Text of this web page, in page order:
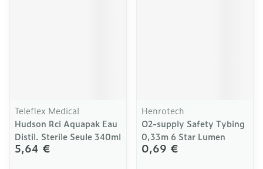
Teleflex Medical
Hudson Rci Aquapak Eau
Distil. Sterile Seule 340ml
5,64 €
Henrotech
O2-supply Safety Tybing
0,33m 6 Star Lumen
0,69 €